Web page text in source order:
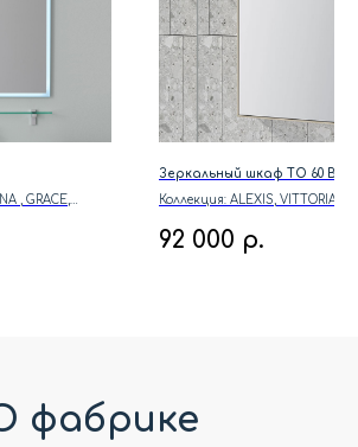
, GRACE,
Зеркальный шкаф TO 60 BL
Коллекция: ALEXIS, VITTORIA
92 000 р.
фабрике